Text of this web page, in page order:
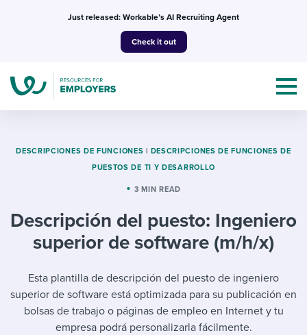
Just released: Workable’s AI Recruiting Agent
Check it out
Topics
Mobilizing AI in my work
Evaluating candidates
Templates & Guides
I WANT...
Job description templates
I’m a jobseeker
I WANT TO LEARN ABOUT...
Attend webinars & events
Workable customer stories
DESCRIPCIONES DE FUNCIONES | DESCRIPCIONES DE FUNCIONES DE
PUESTOS DE TI Y DESARROLLO
3 MIN READ
Descripción del puesto: Ingeniero
superior de software (m/h/x)
Esta plantilla de descripción del puesto de ingeniero
superior de software está optimizada para su publicación en
bolsas de trabajo o páginas de empleo en Internet y tu
empresa podrá personalizarla fácilmente.